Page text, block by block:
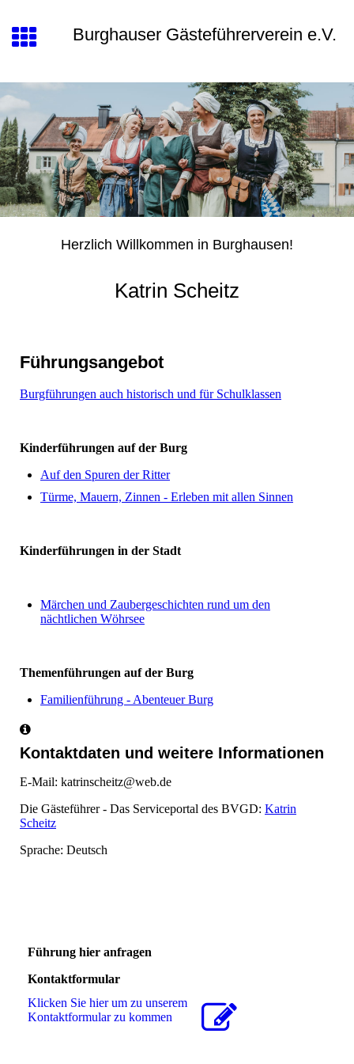
Burghauser Gästeführerverein e.V.
Herzlich Willkommen in Burghausen!
Katrin Scheitz
Führungsangebot
Burgführungen auch historisch und für Schulklassen
Kinderführungen auf der Burg
Auf den Spuren der Ritter
Türme, Mauern, Zinnen - Erleben mit allen Sinnen
Kinderführungen in der Stadt
Märchen und Zaubergeschichten rund um den
nächtlichen Wöhrsee
Themenführungen auf der Burg
Familienführung - Abenteuer Burg
Kontaktdaten und weitere Informationen
E-Mail: katrinscheitz@web.de
Die Gästeführer - Das Serviceportal des BVGD: Katrin
Scheitz
Sprache: Deutsch
Führung hier anfragen
Kontaktformular
Klicken Sie hier um zu unserem
Kon­takt­for­mu­lar zu kommen